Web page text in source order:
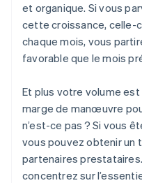
et organique. Si vous
cette croissance, celle-
chaque mois, vous
favorable que le mois
Et plus votre volume
marge de manœuvre
n’est-ce pas ? Si vous
vous pouvez obtenir un
partenaires
concentrez sur